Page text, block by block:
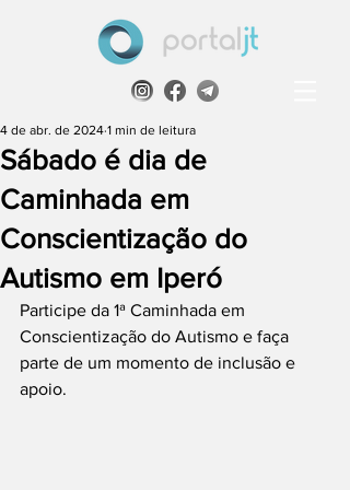
Sábado é dia de
Caminhada em
Conscientização do
Autismo em Iperó
4 de abr. de 2024 1 min de leitura
Participe da 1ª Caminhada em
Conscientização do Autismo e faça
parte de um momento de inclusão e
apoio.